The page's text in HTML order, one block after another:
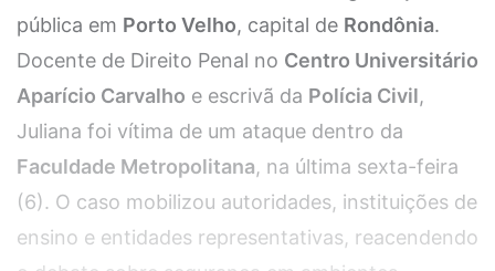
pública em Porto Velho, capital de Rondônia.
Docente de Direito Penal no Centro Universitário
Aparício Carvalho e escrivã da Polícia Civil,
Juliana foi vítima de um ataque dentro da
Faculdade Metropolitana, na última sexta-feira
(6). O caso mobilizou autoridades, instituições de
ensino e entidades representativas, reacendendo